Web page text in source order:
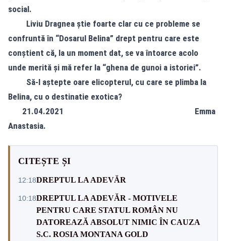
social.
​ Liviu Dragnea știe foarte clar cu ce probleme se
confruntă în “Dosarul Belina” drept pentru care este
conștient că, la un moment dat, se va întoarce acolo
unde merită și mă refer la “ghena de gunoi a istoriei”.
Să-l aștepte oare elicopterul, cu care se plimba la
Belina, cu o destinatie exotica?
​ 21.04.2021 Emma
Anastasia.
CITEȘTE ȘI
12:18DREPTUL LA ADEVĂR
10:18DREPTUL LA ADEVĂR - MOTIVELE
PENTRU CARE STATUL ROMÂN NU
DATOREAZĂ ABSOLUT NIMIC ÎN CAUZA
S.C. ROSIA MONTANA GOLD